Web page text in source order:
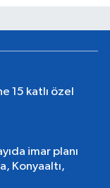
15 katlı özel
imar planı
Konyaaltı,